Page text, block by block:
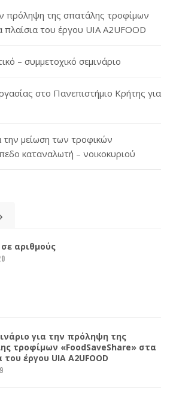
πρόληψη της σπατάλης τροφίμων
πλαίσια του έργου UIA A2UFOOD
– συμμετοχικό σεμινάριο
στο Πανεπιστήμιο Κρήτης για
την μείωση των τροφικών
καταναλωτή – νοικοκυριού
αριθμούς
για την πρόληψη της
τροφίμων «FoodSaveShare» στα
έργου UIA A2UFOOD